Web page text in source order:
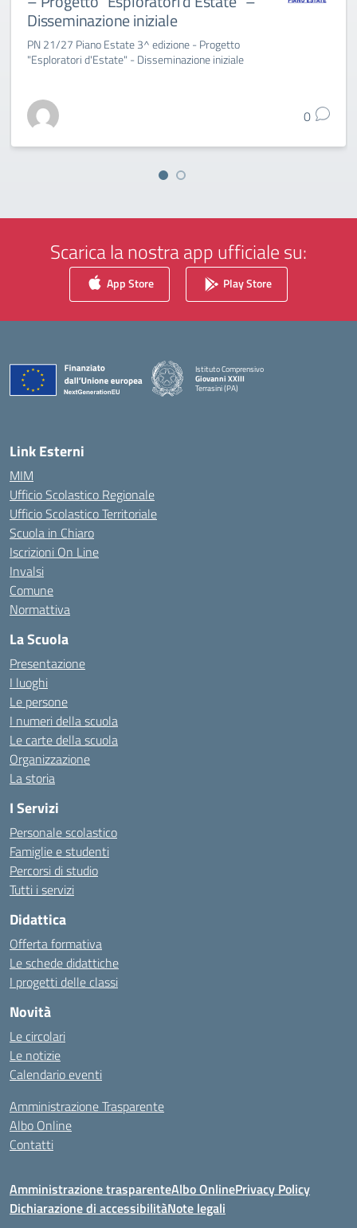
Disseminazione iniziale
PN 21/27 Piano Estate 3^ edizione - Progetto
"Esploratori d'Estate" - Disseminazione iniziale
0
Scarica la nostra app ufficiale su:
App Store Play Store
Istituto Comprensivo
Giovanni XXIII
Terrasini (PA)
Link Esterni
MIM
Ufficio Scolastico Regionale
Ufficio Scolastico Territoriale
Scuola in Chiaro
Iscrizioni On Line
Invalsi
Comune
Normattiva
La Scuola
Presentazione
I luoghi
Le persone
I numeri della scuola
Le carte della scuola
Organizzazione
La storia
I Servizi
Personale scolastico
Famiglie e studenti
Percorsi di studio
Tutti i servizi
Didattica
Offerta formativa
Le schede didattiche
I progetti delle classi
Novità
Le circolari
Le notizie
Calendario eventi
Amministrazione Trasparente
Albo Online
Contatti
Amministrazione trasparenteAlbo OnlinePrivacy Policy
Dichiarazione di accessibilitàNote legali